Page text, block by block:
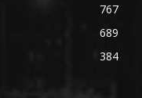
767
689
384